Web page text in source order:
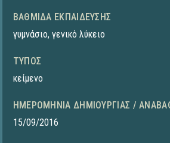
ΒΑΘΜΊΔΑ ΕΚΠΑΊΔΕΥΣΗΣ
γυμνάσιο, γενικό λύκειο
ΤΎΠΟΣ
κείμενο
ΗΜΕΡΟΜΗΝΊΑ ΔΗΜΙΟΥΡΓΊΑΣ /
15/09/2016